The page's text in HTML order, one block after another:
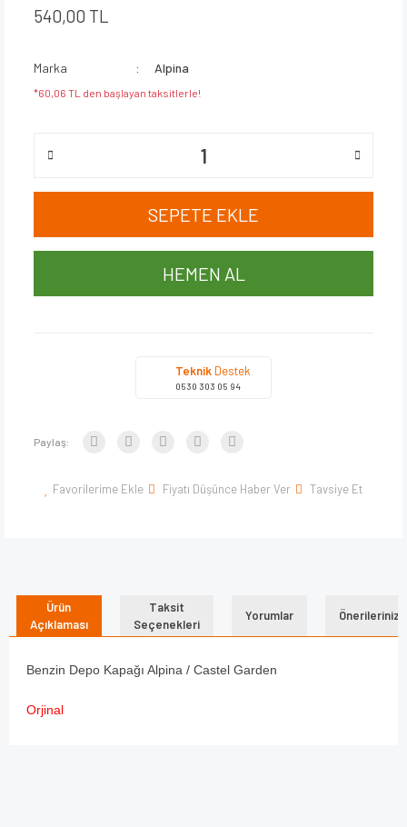
540,00 TL
Marka Alpina
*60,06 TL den başlayan taksitlerle!
SEPETE EKLE
HEMEN AL
Teknik Destek
0530 303 05 94
Paylaş:
Favorilerime Ekle Fiyatı Düşünce Haber Ver Tavsiye Et
Ürün
Açıklaması
Taksit
Seçenekleri
Yorumlar Önerileriniz
Benzin Depo Kapağı Alpina / Castel Garden
Orjinal